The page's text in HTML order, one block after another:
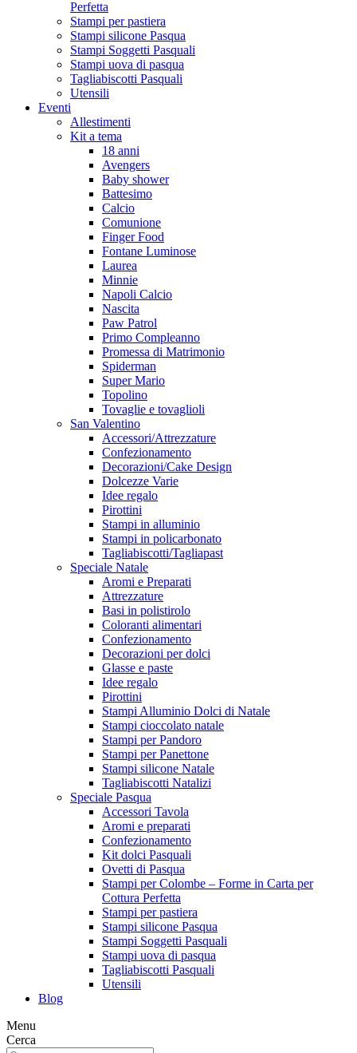
Perfetta
Stampi per pastiera
Stampi silicone Pasqua
Stampi Soggetti Pasquali
Stampi uova di pasqua
Tagliabiscotti Pasquali
Utensili
Eventi
Allestimenti
Kit a tema
18 anni
Avengers
Baby shower
Battesimo
Calcio
Comunione
Finger Food
Fontane Luminose
Laurea
Minnie
Napoli Calcio
Nascita
Paw Patrol
Primo Compleanno
Promessa di Matrimonio
Spiderman
Super Mario
Topolino
Tovaglie e tovaglioli
San Valentino
Accessori/Attrezzature
Confezionamento
Decorazioni/Cake Design
Dolcezze Varie
Idee regalo
Pirottini
Stampi in alluminio
Stampi in policarbonato
Tagliabiscotti/Tagliapast
Speciale Natale
Aromi e Preparati
Attrezzature
Basi in polistirolo
Coloranti alimentari
Confezionamento
Decorazioni per dolci
Glasse e paste
Idee regalo
Pirottini
Stampi Alluminio Dolci di Natale
Stampi cioccolato natale
Stampi per Pandoro
Stampi per Panettone
Stampi silicone Natale
Tagliabiscotti Natalizi
Speciale Pasqua
Accessori Tavola
Aromi e preparati
Confezionamento
Kit dolci Pasquali
Ovetti di Pasqua
Stampi per Colombe – Forme in Carta per
Cottura Perfetta
Stampi per pastiera
Stampi silicone Pasqua
Stampi Soggetti Pasquali
Stampi uova di pasqua
Tagliabiscotti Pasquali
Utensili
Blog
Menu
Cerca